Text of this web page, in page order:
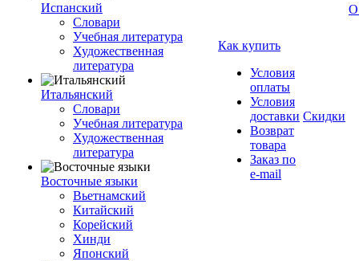
Испанский
Словари
Учебная литература
Художественная
литература
Итальянский
Словари
Учебная литература
Художественная
литература
Восточные языки
Вьетнамский
Китайский
Корейский
Хинди
Японский
Как купить
Условия
оплаты
Условия
доставки
Возврат
товара
Заказ по
e-mail
Скидки
О